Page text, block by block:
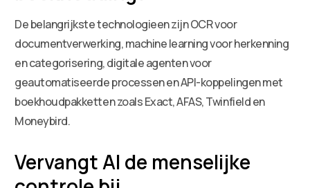
De belangrijkste technologieen zijn OCR voor
documentverwerking, machine learning voor herkenning
en categorisering, digitale agenten voor
geautomatiseerde processen en API-koppelingen met
boekhoudpakketten zoals Exact, AFAS, Twinfield en
Moneybird.
Vervangt AI de menselijke